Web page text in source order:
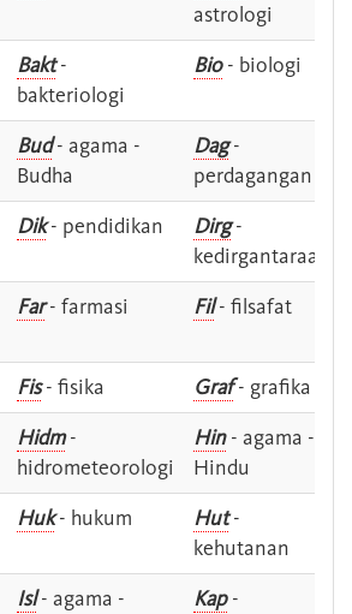
astrologi
Bakt-
bakteriologi
Bio- biologi
Bud- agama -
Budha
Dag-
perdagangan
Dik- pendidikan Dirg-
kedirgantaraan
Far- farmasi Fil- filsafat
Fis- fisika Graf- grafika
Hidm-
hidrometeorologi
Hin- agama -
Hindu
Huk- hukum Hut-
kehutanan
Isl- agama -
Kap-